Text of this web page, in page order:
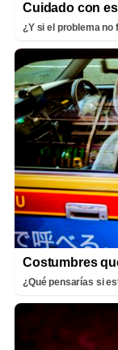
Cuidado con
¿Y si el problema no
Costumbres
¿Qué pensarías si